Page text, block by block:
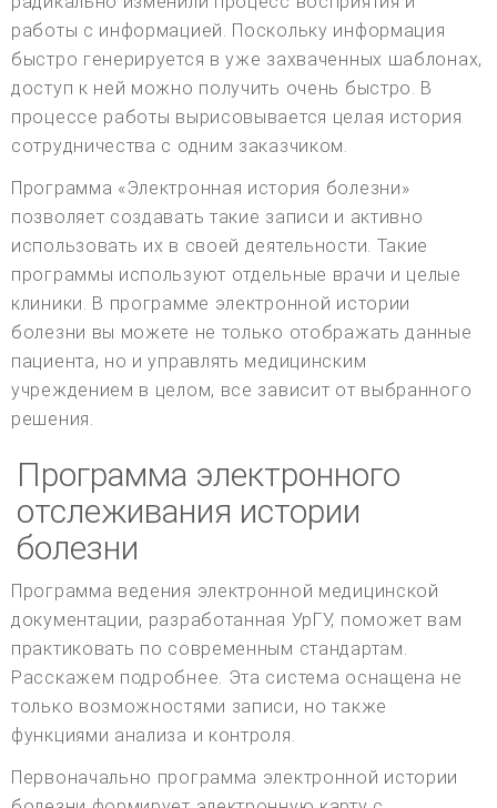
работы с информацией. Поскольку информация
быстро генерируется в уже захваченных шаблонах,
доступ к ней можно получить очень быстро. В
процессе работы вырисовывается целая история
сотрудничества с одним заказчиком.
Программа «Электронная история болезни»
позволяет создавать такие записи и активно
использовать их в своей деятельности. Такие
программы используют отдельные врачи и целые
клиники. В программе электронной истории
болезни вы можете не только отображать данные
пациента, но и управлять медицинским
учреждением в целом, все зависит от выбранного
решения.
Программа электронного
отслеживания истории
болезни
Программа ведения электронной медицинской
документации, разработанная УрГУ, поможет вам
практиковать по современным стандартам.
Расскажем подробнее. Эта система оснащена не
только возможностями записи, но также
функциями анализа и контроля.
Первоначально программа электронной истории